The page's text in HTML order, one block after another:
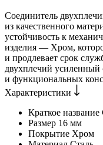
Соединитель
из качественного
устойчивость к
изделия — Хром,
и продлевает срок
двухплечий усиленный
и функциональных
Характеристики
Краткое название
Размер 16 мм
Покрытие Хром